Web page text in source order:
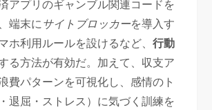
アプリのギャンブル関連コードを
端末にサイトブロッカーを導入す
ホ利用ルールを設けるなど、行動
る方法が有効だ。加えて、収支ア
費パターンを可視化し、感情のト
退屈・ストレス）に気づく訓練を